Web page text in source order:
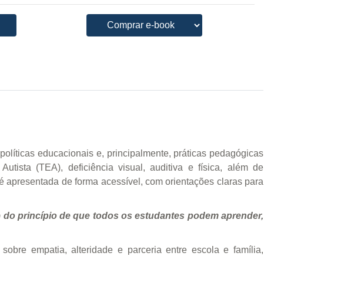
educacionais e, principalmente, práticas pedagógicas
(TEA), deficiência visual, auditiva e física, além de
de forma acessível, com orientações claras para
princípio de que todos os estudantes podem aprender,
empatia, alteridade e parceria entre escola e família,